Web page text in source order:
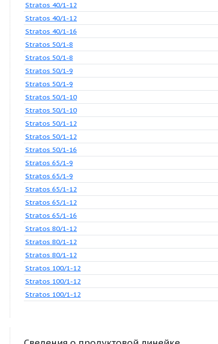
Stratos 32/1-12
Stratos 32/1-12
Stratos 40/1-4
Stratos 40/1-4
Stratos 40/1-8
Stratos 40/1-8
Stratos 40/1-10
Stratos 40/1-10
Stratos 40/1-12
Stratos 40/1-12
Stratos 40/1-16
Stratos 50/1-8
Stratos 50/1-8
Stratos 50/1-9
Stratos 50/1-9
Stratos 50/1-10
Stratos 50/1-10
Stratos 50/1-12
Stratos 50/1-12
Stratos 50/1-16